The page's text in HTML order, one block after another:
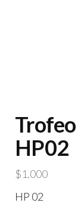
Trofeo
HP02
$1.000
HP 02